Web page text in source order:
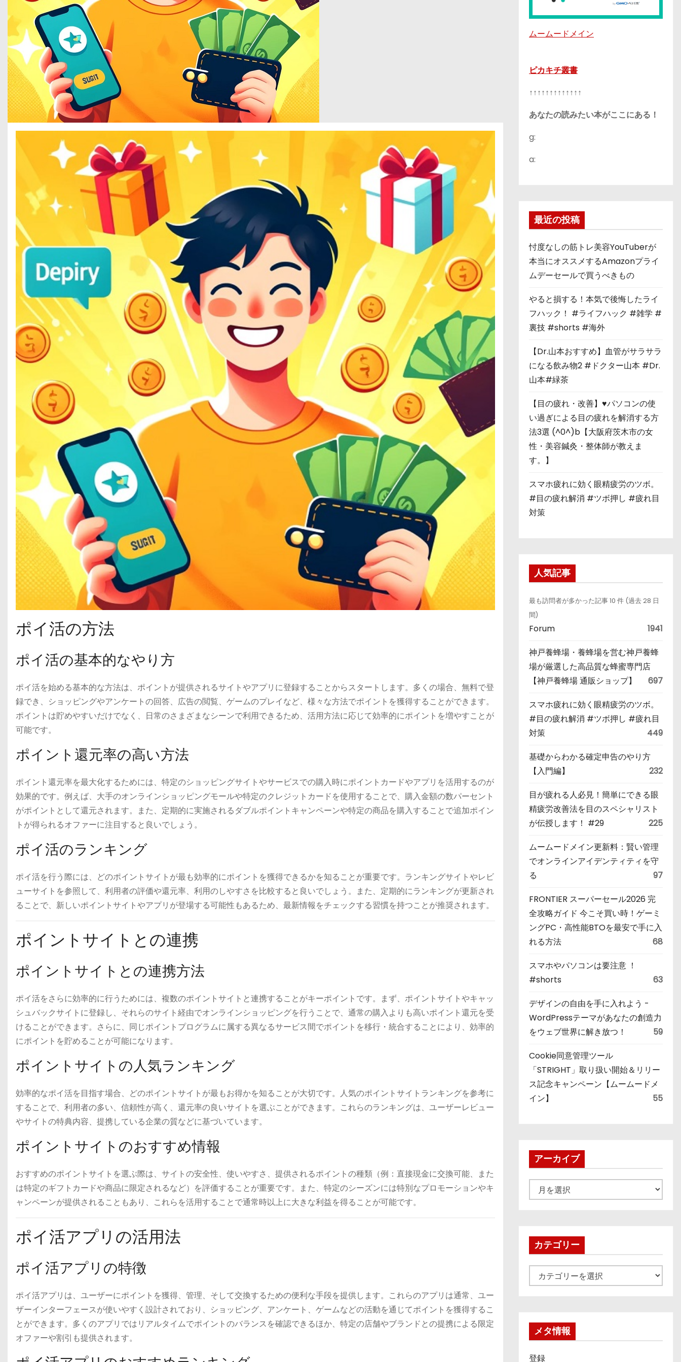
ポイ活の方法
ポイ活の基本的なやり方
ポイ活を始める基本的な方法は、ポイントが提供されるサイトやアプリに登録することからスタートします。多くの場合、無料で登
録でき、ショッピングやアンケートの回答、広告の閲覧、ゲームのプレイなど、様々な方法でポイントを獲得することができます。
ポイントは貯めやすいだけでなく、日常のさまざまなシーンで利用できるため、活用方法に応じて効率的にポイントを増やすことが
可能です。
ポイント還元率の高い方法
ポイント還元率を最大化するためには、特定のショッピングサイトやサービスでの購入時にポイントカードやアプリを活用するのが
効果的です。例えば、大手のオンラインショッピングモールや特定のクレジットカードを使用することで、購入金額の数パーセント
がポイントとして還元されます。また、定期的に実施されるダブルポイントキャンペーンや特定の商品を購入することで追加ポイン
トが得られるオファーに注目すると良いでしょう。
ポイ活のランキング
ポイ活を行う際には、どのポイントサイトが最も効率的にポイントを獲得できるかを知ることが重要です。ランキングサイトやレビ
ューサイトを参照して、利用者の評価や還元率、利用のしやすさを比較すると良いでしょう。また、定期的にランキングが更新され
ることで、新しいポイントサイトやアプリが登場する可能性もあるため、最新情報をチェックする習慣を持つことが推奨されます。
ポイントサイトとの連携
ポイントサイトとの連携方法
ポイ活をさらに効率的に行うためには、複数のポイントサイトと連携することがキーポイントです。まず、ポイントサイトやキャッ
シュバックサイトに登録し、それらのサイト経由でオンラインショッピングを行うことで、通常の購入よりも高いポイント還元を受
けることができます。さらに、同じポイントプログラムに属する異なるサービス間でポイントを移行・統合することにより、効率的
にポイントを貯めることが可能になります。
ポイントサイトの人気ランキング
効率的なポイ活を目指す場合、どのポイントサイトが最もお得かを知ることが大切です。人気のポイントサイトランキングを参考に
することで、利用者の多い、信頼性が高く、還元率の良いサイトを選ぶことができます。これらのランキングは、ユーザーレビュー
やサイトの特典内容、提携している企業の質などに基づいています。
ポイントサイトのおすすめ情報
おすすめのポイントサイトを選ぶ際は、サイトの安全性、使いやすさ、提供されるポイントの種類（例：直接現金に交換可能、また
は特定のギフトカードや商品に限定されるなど）を評価することが重要です。また、特定のシーズンには特別なプロモーションやキ
ャンペーンが提供されることもあり、これらを活用することで通常時以上に大きな利益を得ることが可能です。
ポイ活アプリの活用法
ポイ活アプリの特徴
ポイ活アプリは、ユーザーにポイントを獲得、管理、そして交換するための便利な手段を提供します。これらのアプリは通常、ユー
ザーインターフェースが使いやすく設計されており、ショッピング、アンケート、ゲームなどの活動を通じてポイントを獲得するこ
とができます。多くのアプリではリアルタイムでポイントのバランスを確認できるほか、特定の店舗やブランドとの提携による限定
オファーや割引も提供されます。
ムームードメイン
ピカキチ叢書
↑↑↑↑↑↑↑↑↑↑↑↑↑
あなたの読みたい本がここにある！
g:
a:
最近の投稿
忖度なしの筋トレ美容YouTuberが
本当にオススメするAmazonプライ
ムデーセールで買うべきもの
やると損する！本気で後悔したライ
フハック！ #ライフハック #雑学 #
裏技 #shorts #海外
【Dr.山本おすすめ】血管がサラサラ
になる飲み物2 #ドクター山本 #Dr.
山本#緑茶
【目の疲れ・改善】♥パソコンの使
い過ぎによる目の疲れを解消する方
法3選 (^0^)b【大阪府茨木市の女
性・美容鍼灸・整体師が教えま
す。】
スマホ疲れに効く眼精疲労のツボ。
#目の疲れ解消 #ツボ押し #疲れ目
対策
人気記事
最も訪問者が多かった記事 10 件 (過去 28 日
間)
Forum 1941
神戸養蜂場・養蜂場を営む神戸養蜂
場が厳選した高品質な蜂蜜専門店
【神戸養蜂場 通販ショップ】
697
スマホ疲れに効く眼精疲労のツボ。
#目の疲れ解消 #ツボ押し #疲れ目
対策
449
基礎からわかる確定申告のやり方
【入門編】
232
目が疲れる人必見！簡単にできる眼
精疲労改善法を目のスペシャリスト
が伝授します！ #29
225
ムームードメイン更新料：賢い管理
でオンラインアイデンティティを守
る
97
FRONTIER スーパーセール2026 完
全攻略ガイド 今こそ買い時！ゲーミ
ングPC・高性能BTOを最安で手に入
れる方法
68
スマホやパソコンは要注意 ！
#shorts
63
デザインの自由を手に入れよう -
WordPressテーマがあなたの創造力
をウェブ世界に解き放つ！
59
Cookie同意管理ツール
「STRIGHT」取り扱い開始＆リリー
ス記念キャンペーン【ムームードメ
イン】
55
アーカイブ
ー
ブカテゴリー
テ
メタ情報
登録